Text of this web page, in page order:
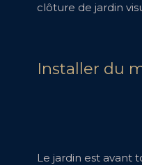
clôture de jardin
Installer du
Le jardin est avant